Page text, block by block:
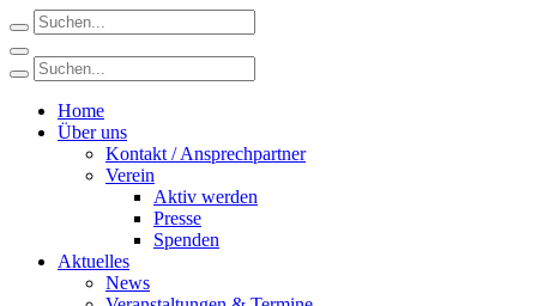
Home
Über uns
Kontakt / Ansprechpartner
Verein
Aktiv werden
Presse
Spenden
Aktuelles
News